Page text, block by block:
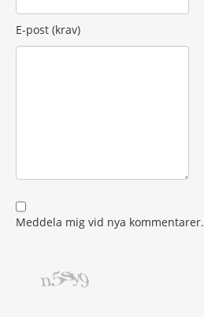
E-post (krav)
Meddela mig vid nya kommentarer.